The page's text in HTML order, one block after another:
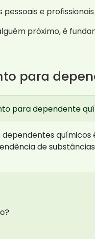
e profissionais
próximo, é
para
para dependente
de